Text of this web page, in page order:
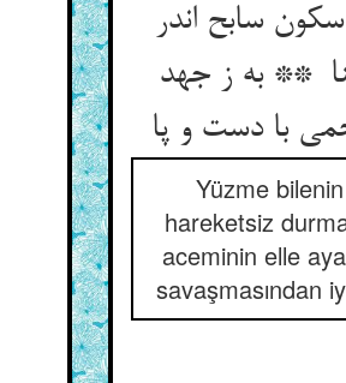
سابح اندر
** به ز جهد
Yüzme bilenin
hareketsiz
aceminin elle
savaşmasından